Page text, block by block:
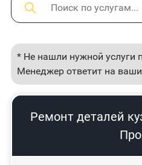
* Не нашли нужной услуги
Менеджер ответит на
Ремонт деталей